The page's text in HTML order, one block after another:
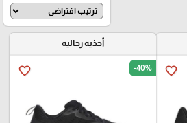
favorite_border
أحذيه رجاليه
favorite_border -40%